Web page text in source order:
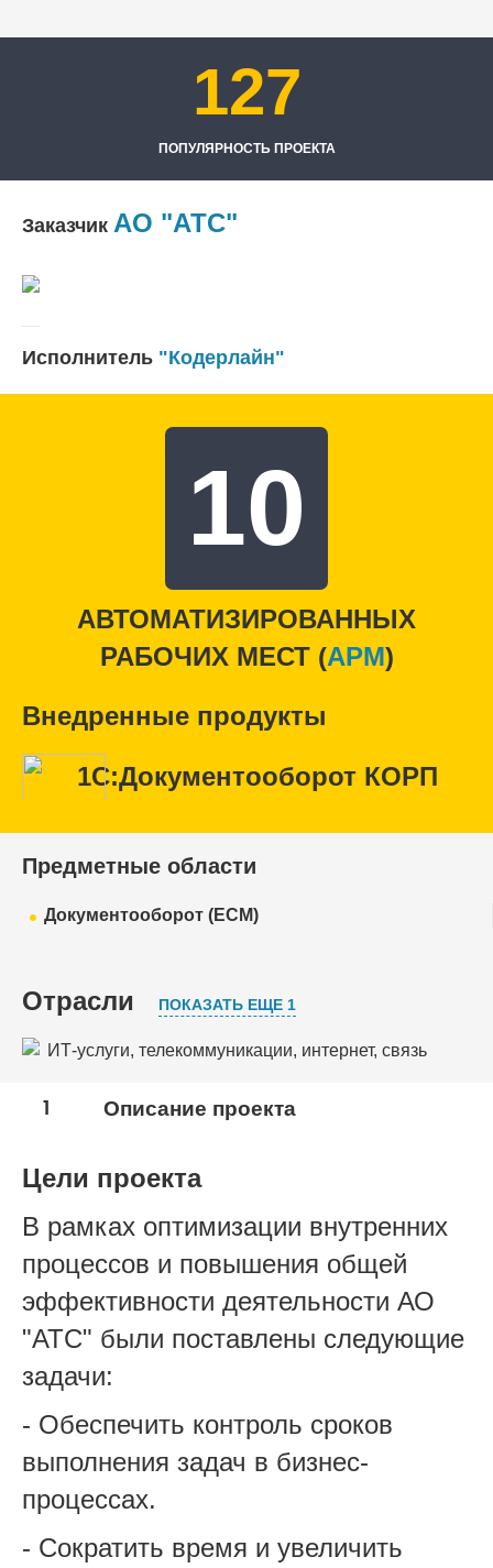
127
ПОПУЛЯРНОСТЬ ПРОЕКТА
Заказчик АО "АТС"
Исполнитель "Кодерлайн"
10
АВТОМАТИЗИРОВАННЫХ
РАБОЧИХ МЕСТ (APM)
Внедренные продукты
1С:Документооборот КОРП
Предметные области
Документооборот (ECM)
Отрасли ПОКАЗАТЬ ЕЩЕ 1
ИТ-услуги, телекоммуникации, интернет, связь
Электроэнергетика
1 Описание проекта
Цели проекта
В рамках оптимизации внутренних
процессов и повышения общей
эффективности деятельности АО
"АТС" были поставлены следующие
задачи:
- Обеспечить контроль сроков
выполнения задач в бизнес-
процессах.
- Сократить время и увеличить